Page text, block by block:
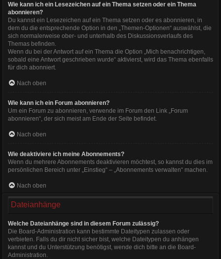
Wie kann ich ein Lesezeichen auf ein Thema setzen oder ein Thema
abonnieren?
Du kannst ein Lesezeichen auf ein Thema setzen oder es abonnieren, in
dem du die entsprechende Option in den „Themen-Optionen“ auswählst, die
sich normalerweise ober- und unterhalb des Diskussionsverlaufs des
Themas befinden.
Wenn du bei der Antwort auf ein Thema die Option „Mich benachrichtigen,
sobald eine Antwort geschrieben wurde“ aktivierst, wird das Thema ebenfalls
für dich abonniert.
Nach oben
Wie kann ich ein Forum abonnieren?
Um ein Forum zu abonnieren, verwende im Forum den Link „Forum
abonnieren“, der sich meist am Ende der Seite befindet.
Nach oben
Wie deaktiviere ich meine Abonnements?
Wenn du mehrere Abonnements deaktivieren möchtest, so kannst du dies im
persönlichen Bereich unter „Einstieg“ – „Abonnements verwalten“ machen.
Nach oben
Dateianhänge
Welche Dateianhänge sind in diesem Forum zulässig?
Die Board-Administration kann bestimmte Dateitypen zulassen oder
verbieten. Falls du dir nicht sicher bist, welche Dateitypen du anhängen
kannst und du Unterstützung benötigst, wende dich bitte an die Board-
Administration.